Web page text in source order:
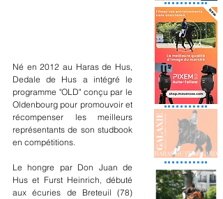
Né en 2012 au Haras de Hus,
Dedale de Hus a intégré le
programme "OLD" conçu par le
Oldenbourg pour promouvoir et
récompenser les meilleurs
représentants de son studbook
en compétitions.
Le hongre par Don Juan de
Hus et Furst Heinrich, débuté
aux écuries de Breteuil (78)